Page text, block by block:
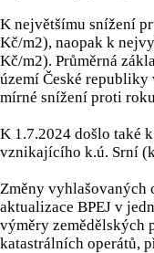
K největšímu snížení
Kč/m2), naopak k
Kč/m2). Průměrná
území České republiky
mírné snížení proti
K 1.7.2024 došlo také
vznikajícího k.ú. Srní
Změny vyhlašovaných
aktualizace BPEJ v
výměry zemědělských
katastrálních operátů,